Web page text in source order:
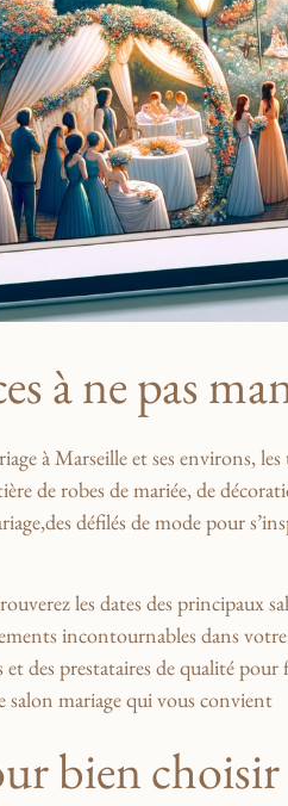
à ne pas
à Marseille et ses environs,
de ‌robes⁤ de ‌mariée, de
défilés ⁢de mode pour
les dates⁢ des principaux
incontournables ⁢dans
et⁣ des prestataires de qualité
bien